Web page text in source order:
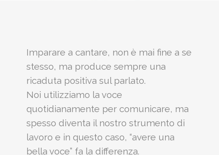
Imparare a cantare, non è mai fine a se
stesso, ma produce sempre una
ricaduta positiva sul parlato.
Noi utilizziamo la voce
quotidianamente per comunicare, ma
spesso diventa il nostro strumento di
lavoro e in questo caso, “avere una
bella voce” fa la differenza.